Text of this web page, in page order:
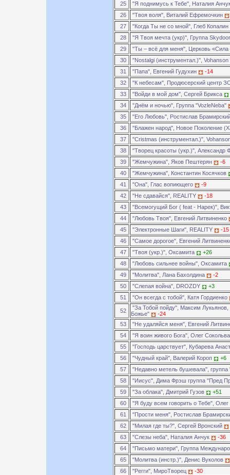
25
"Я поднимусь к Тебе", Наталия
26
"Твоя воля", Виталий Ефремочкин
27
"Когда Ты не со мной", Глеб Копалин
28
"Я Твоя мечта (укр)", Группа
29
"Ты – всё для меня", Церковь
30
"Nostalgi (инструментал.)", Vohanson
31
"Папа", Евгений Гудухин
-14
32
"К небесам", Продюсерский центр
33
"Войди в мой дом", Сергей Брикса
34
"Днём и ночью", Группа "VozleNeba"
35
"Его Любовь", Ростислав
36
"Блажен народ", Новое Поколение
37
"Cristmas (инструментал.)",
38
"Творец красоты (укр.)", Александр
39
"Жемчужина", Яков Пештерян
-6
40
"Жемчужина", Константин Косячков
41
"Она", Глас вопиющего
-9
42
"Не сдавайся", REALITY
-18
43
"Всемогущий Бог ( feat - Нарек)",
44
"Любовь Твоя", Евгений Литвиненко
45
"Электронные Шаги", REALITY
-15
46
"Самое дорогое", Евгений
47
"Твоя (укр.)", Оксамита
+26
48
"Любовь сильнее войны", Оксамита
49
"Молитва", Лана Бахолдина
-2
50
"Слепая война", DROZDY
+3
51
"Он всегда с тобой", Катя Гордиенко
52
"За Тобой пойду", Максим
Божье"
-24
53
"Не удаляйся меня", Евгений
54
"Я воин живого Бога", Олег
55
"Господь царствует", Кубарева
56
"Чудный край", Валерий Короп
+6
57
"Недавно метель бушевала",
58
"Иисус", Дима Фрэш группа "Пред
59
"За облака", Дмитрий Гузов
+51
60
"Я буду всем говорить о Тебе",
61
"Прости меня", Ростислав
62
"Милая где ты?", Сергей Вронский
63
"Слезы неба", Наталия Анчук
-36
64
"Письмо матери", Группа
65
"Молитва (инстр.)", Денис Вуколов
66
"Регги", МироТворец
-30